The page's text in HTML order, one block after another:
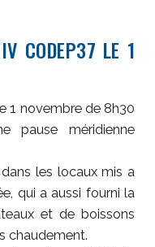
CODEP37 LE 1
1 novembre de 8h30
pause méridienne
les locaux mis a
qui a aussi fourni la
et de boissons
chaudement.